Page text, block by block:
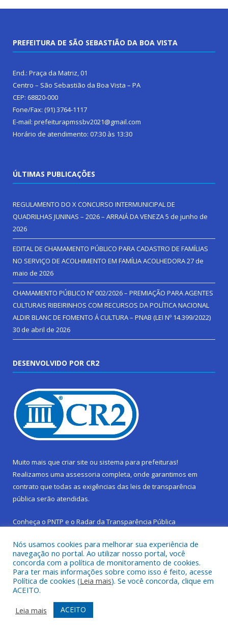
PREFEITURA DE SÃO SEBASTIÃO DA BOA VISTA
End.: Praça da Matriz, 01
Centro – São Sebastião da Boa Vista – PA
CEP: 68820-000
Fone/Fax: (91) 3764-1117
E-mail: prefeiturapmssbv2021@gmail.com
Horário de atendimento: 07:30 às 13:30
ÚLTIMAS PUBLICAÇÕES
REGULAMENTO DO X CONCURSO INTERMUNICIPAL DE
QUADRILHAS JUNINAS – 2026 – ARRAIÁ DA VENEZA5 de junho de
2026
EDITAL DE CHAMAMENTO PÚBLICO PARA CADASTRO DE FAMÍLIAS
NO SERVIÇO DE ACOLHIMENTO EM FAMÍLIA ACOLHEDORA27 de
maio de 2026
CHAMAMENTO PÚBLICO Nº 002/2026 – PREMIAÇÃO PARA AGENTES
CULTURAIS RIBEIRINHOS COM RECURSOS DA POLÍTICA NACIONAL
ALDIR BLANC DE FOMENTO Á CULTURA – PNAB (LEI Nº 14.399/2022)
30 de abril de 2026
DESENVOLVIDO POR CR2
Muito mais que criar site ou sistema para prefeituras!
Realizamos uma assessoria completa, onde garantimos em
contrato que todas as exigências das leis de transparência
pública serão atendidas.
Conheça o PNTP e o Radar da Transparência Pública
Todos os direitos reservados a Prefeitura Municipal de São
Sebastião da Boa Vista.
Frequência Online
Mapa do Site
Acessar Área Administrativa
Nós usamos cookies para melhorar sua experiência de
navegação no portal. Ao utilizar nosso portal, você
concorda com a política de monitoramento de cookies.
Para ter mais informações sobre como isso é feito, acesse
Política de cookies (Leia mais). Se você concorda, clique em
ACEITO.
Leia mais
ACEITO